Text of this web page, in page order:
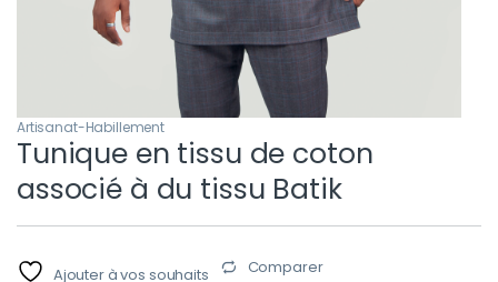
Artisanat-Habillement
Tunique en tissu de coton
associé à du tissu Batik
Ajouter à vos souhaits Comparer